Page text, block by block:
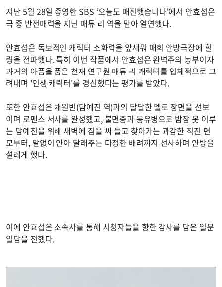
지난 5월 28일 종영한 SBS ‘오늘도 매진했습니다’에서 안효섭은
극 중 반전매력을 지닌 매튜 리 역을 맡아 열연했다.
안효섭은 독보적인 캐릭터 소화력을 앞세워 매회 안방극장에 힐
링을 전파했다. 특히 이번 작품에서 안효섭은 완벽주의 농부이자
과거의 아픔을 품은 천재 연구원 매튜 리 캐릭터를 입체적으로 그
려내며 '인생 캐릭터'를 경신했다는 평가를 받았다.
또한 안효섭은 채원빈(담예진 역)과의 달달한 멜로 장면을 선보
이며 로맨스 서사를 완성했고, 불면증과 몽유병으로 밤잠 못 이루
는 담예진을 위해 새벽에 짐을 싸 들고 찾아가는 과감한 직진 면
모부터, 말없이 안아 달래주는 다정한 배려까지 선사하며 안방을
설레게 했다.
이에 안효섭은 소속사를 통해 시청자들을 향한 감사를 담은 일문
일담을 전했다.